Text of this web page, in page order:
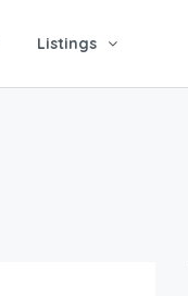
Listings